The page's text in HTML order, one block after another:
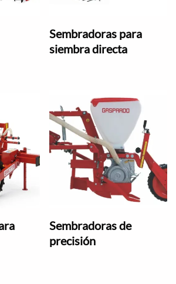
Sembradoras para
siembra directa
Sembradoras de
precisión